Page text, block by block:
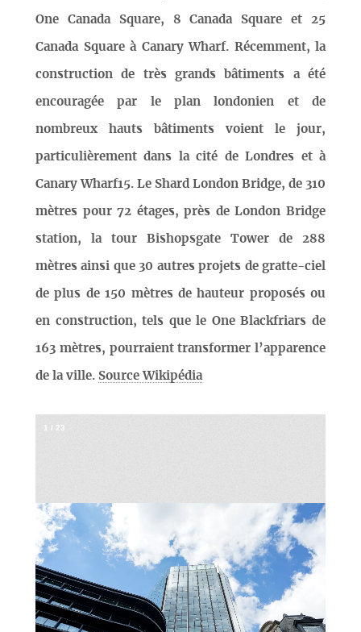
One Canada Square, 8 Canada Square et 25
Canada Square à Canary Wharf. Récemment, la
construction de très grands bâtiments a été
encouragée par le plan londonien et de
nombreux hauts bâtiments voient le jour,
particulièrement dans la cité de Londres et à
Canary Wharf15. Le Shard London Bridge, de 310
mètres pour 72 étages, près de London Bridge
station, la tour Bishopsgate Tower de 288
mètres ainsi que 30 autres projets de gratte-ciel
de plus de 150 mètres de hauteur proposés ou
en construction, tels que le One Blackfriars de
163 mètres, pourraient transformer l’apparence
de la ville. Source Wikipédia
1 / 23